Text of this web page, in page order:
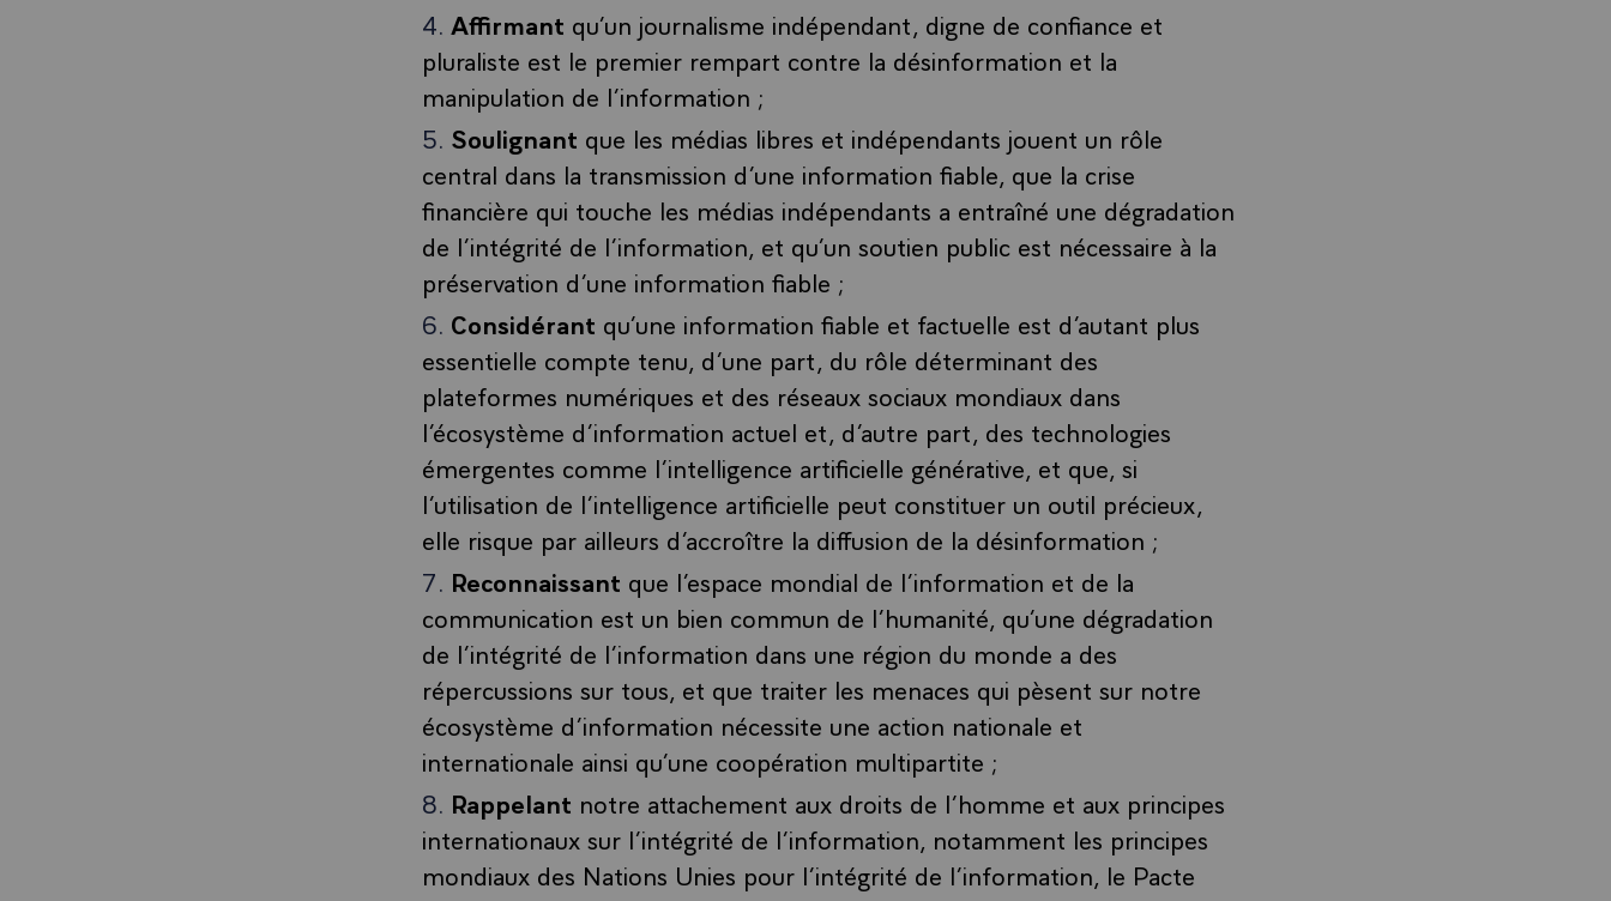
Affirmant qu’un journalisme indépendant, digne de confiance et
pluraliste est le premier rempart contre la désinformation et la
manipulation de l’information ;
Soulignant que les médias libres et indépendants jouent un rôle
central dans la transmission d’une information fiable, que la crise
financière qui touche les médias indépendants a entraîné une dégradation
de l’intégrité de l’information, et qu’un soutien public est nécessaire à la
préservation d’une information fiable ;
Considérant qu’une information fiable et factuelle est d’autant plus
essentielle compte tenu, d’une part, du rôle déterminant des
plateformes numériques et des réseaux sociaux mondiaux dans
l’écosystème d’information actuel et, d’autre part, des technologies
émergentes comme l’intelligence artificielle générative, et que, si
l’utilisation de l’intelligence artificielle peut constituer un outil précieux,
elle risque par ailleurs d’accroître la diffusion de la désinformation ;
Reconnaissant que l’espace mondial de l’information et de la
communication est un bien commun de l’humanité, qu’une dégradation
de l’intégrité de l’information dans une région du monde a des
répercussions sur tous, et que traiter les menaces qui pèsent sur notre
écosystème d’information nécessite une action nationale et
internationale ainsi qu’une coopération multipartite ;
Rappelant notre attachement aux droits de l’homme et aux principes
internationaux sur l’intégrité de l’information, notamment les principes
mondiaux des Nations Unies pour l’intégrité de l’information, le Pacte